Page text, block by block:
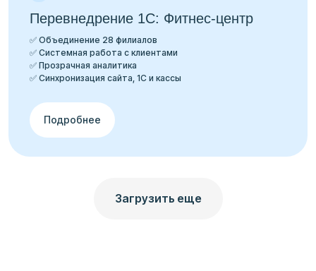
Перевнедрение 1С: Фитнес-центр
✅ Объединение 28 филиалов
✅ Системная работа с клиентами
✅ Прозрачная аналитика
✅ Синхронизация сайта, 1С и кассы
Подробнее
Загрузить еще